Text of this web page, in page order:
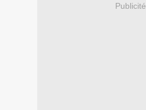
Publicité